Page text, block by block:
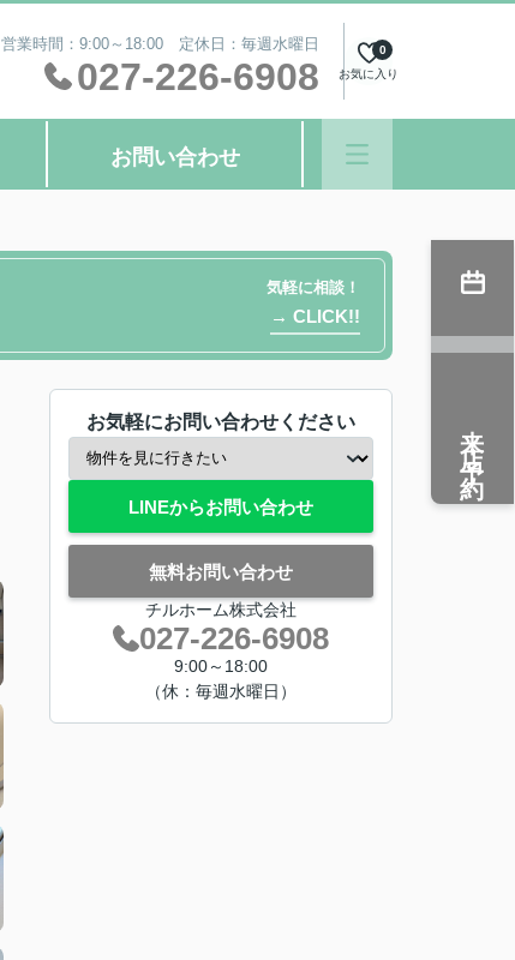
営業時間：9:00～18:00 定休日：毎週水曜日
027-226-6908 お気に入り
0
お問い合わせ
気軽に相談！
→ CLICK!!
お気軽にお問い合わせください
LINEからお問い合わせ
無料お問い合わせ
チルホーム株式会社
027-226-6908
9:00～18:00
（休：毎週水曜日）
来店予約